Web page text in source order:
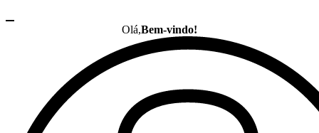
Olá,Bem-vindo!